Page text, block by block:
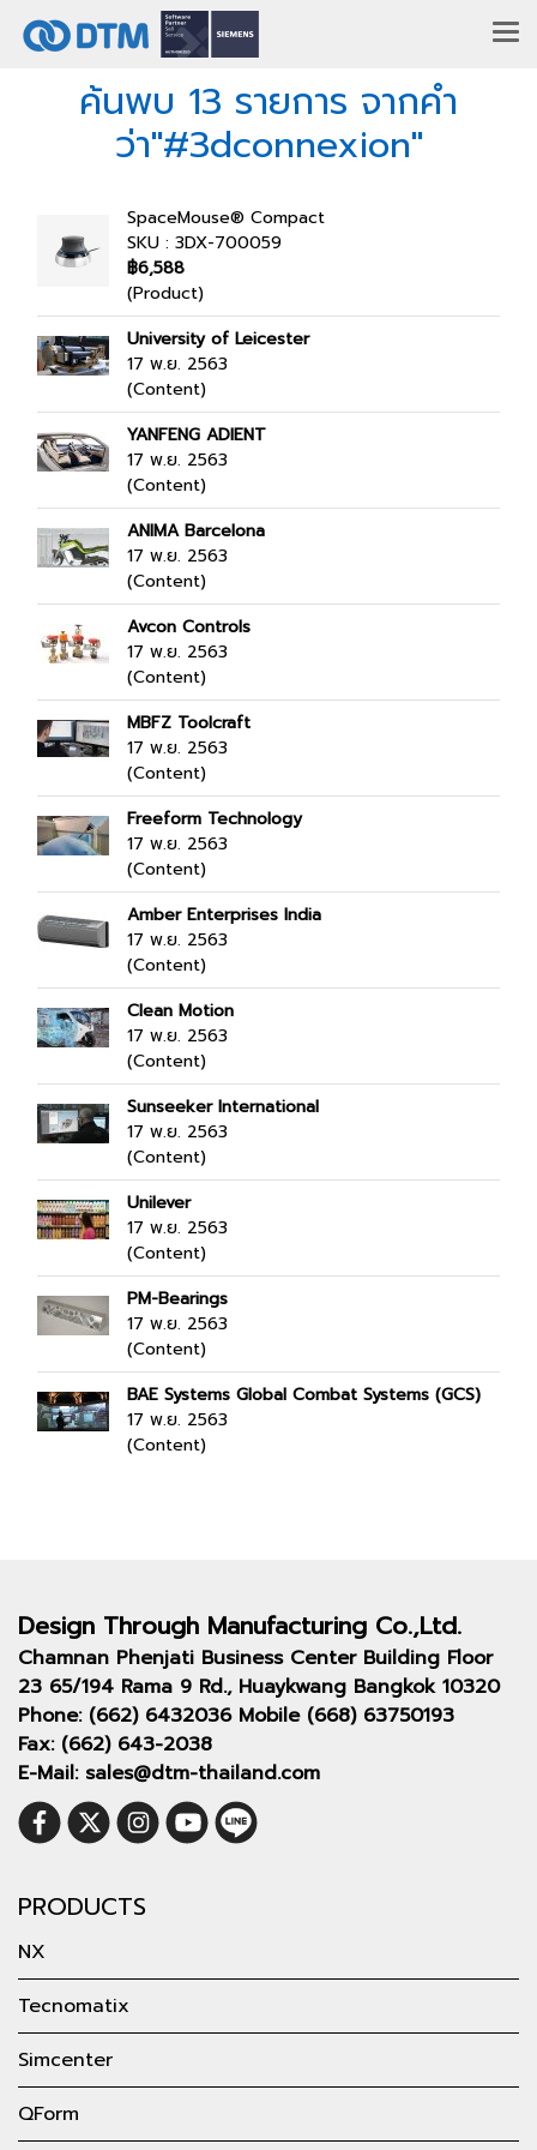
ค้นพบ 13 รายการ จากคำ
ว่า"#3dconnexion"
SpaceMouse® Compact
SKU : 3DX-700059
฿6,588
(Product)
University of Leicester
17 พ.ย. 2563
(Content)
YANFENG ADIENT
17 พ.ย. 2563
(Content)
ANIMA Barcelona
17 พ.ย. 2563
(Content)
Avcon Controls
17 พ.ย. 2563
(Content)
MBFZ Toolcraft
17 พ.ย. 2563
(Content)
Freeform Technology
17 พ.ย. 2563
(Content)
Amber Enterprises India
17 พ.ย. 2563
(Content)
Clean Motion
17 พ.ย. 2563
(Content)
Sunseeker International
17 พ.ย. 2563
(Content)
Unilever
17 พ.ย. 2563
(Content)
PM-Bearings
17 พ.ย. 2563
(Content)
BAE Systems Global Combat Systems (GCS)
17 พ.ย. 2563
(Content)
Design Through Manufacturing Co.,Ltd.
Chamnan Phenjati Business Center Building Floor
23 65/194 Rama 9 Rd., Huaykwang Bangkok 10320
Phone: (662) 6432036 Mobile (668) 63750193
Fax: (662) 643-2038
E-Mail: sales@dtm-thailand.com
PRODUCTS
NX
Tecnomatix
Simcenter
QForm